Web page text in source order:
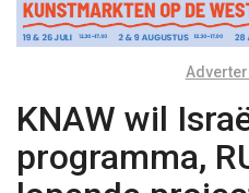
KNAW wil
programma,